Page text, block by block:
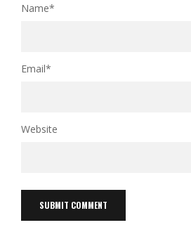
Name*
Email*
Website